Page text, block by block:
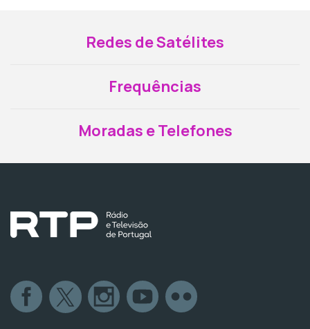
Redes de Satélites
Frequências
Moradas e Telefones